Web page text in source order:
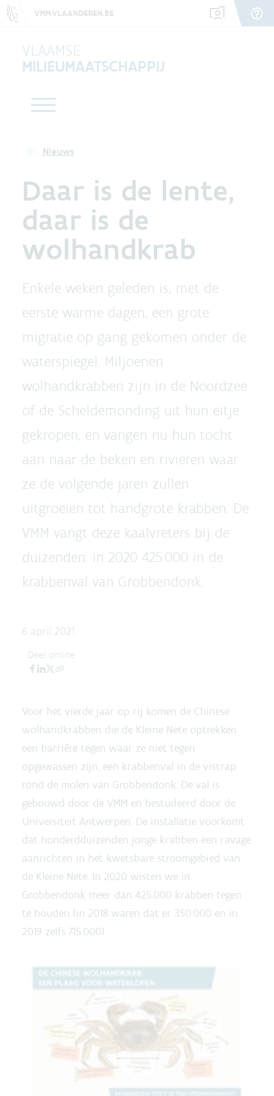
VMM.VLAANDEREN.BE
VLAAMSE
MILIEUMAATSCHAPPIJ
Nieuws
Daar is de lente,
daar is de
wolhandkrab
Enkele weken geleden is, met de
eerste warme dagen, een grote
migratie op gang gekomen onder de
waterspiegel. Miljoenen
wolhandkrabben zijn in de Noordzee
of de Scheldemonding uit hun eitje
gekropen, en vangen nu hun tocht
aan naar de beken en rivieren waar
ze de volgende jaren zullen
uitgroeien tot handgrote krabben. De
VMM vangt deze kaalvreters bij de
duizenden: in 2020 425.000 in de
krabbenval van Grobbendonk.
6 april 2021
Deel online
Voor het vierde jaar op rij komen de Chinese
wolhandkrabben die de Kleine Nete optrekken
een barrière tegen waar ze niet tegen
opgewassen zijn: een krabbenval in de vistrap
rond de molen van Grobbendonk. De val is
gebouwd door de VMM en bestudeerd door de
Universiteit Antwerpen. De installatie voorkomt
dat honderdduizenden jonge krabben een ravage
aanrichten in het kwetsbare stroomgebied van
de Kleine Nete. In 2020 wisten we in
Grobbendonk meer dan 425.000 krabben tegen
te houden (in 2018 waren dat er 350.000 en in
2019 zelfs 715.000).